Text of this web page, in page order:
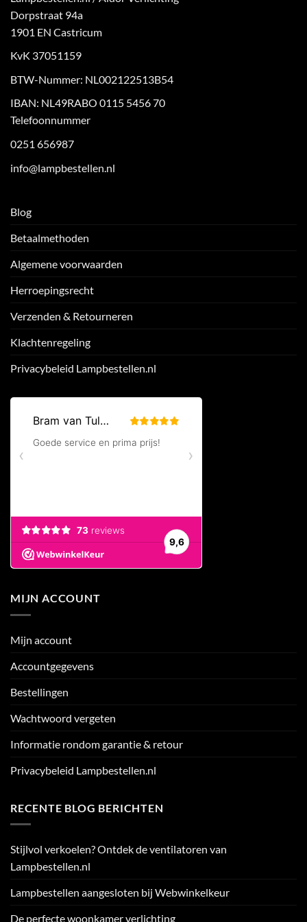
Dorpstraat 94a
1901 EN Castricum
KvK 37051159
BTW-Nummer: NL002122513B54
IBAN: NL49RABO 0115 5456 70
Telefoonnummer
0251 656987
info@lampbestellen.nl
Blog
Betaalmethoden
Algemene voorwaarden
Herroepingsrecht
Verzenden & Retourneren
Klachtenregeling
Privacybeleid Lampbestellen.nl
MIJN ACCOUNT
Mijn account
Accountgegevens
Bestellingen
Wachtwoord vergeten
Informatie rondom garantie & retour
Privacybeleid Lampbestellen.nl
RECENTE BLOG BERICHTEN
Stijlvol verkoelen? Ontdek de ventilatoren van
Lampbestellen.nl
Lampbestellen aangesloten bij Webwinkelkeur
De perfecte woonkamer verlichting